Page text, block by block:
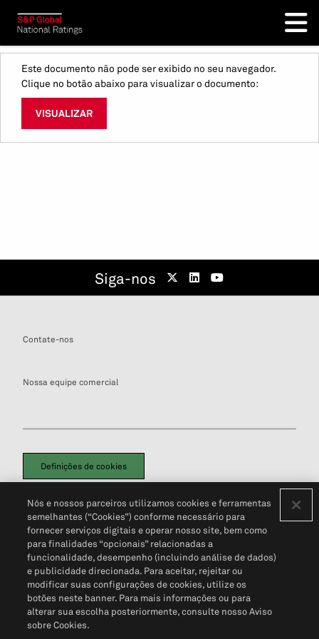
Este documento não pode ser exibido no seu navegador.
Clique no botão abaixo para visualizar o documento:
VISUALIZAR
Siga-nos
Contate-nos
Nossa equipe comercial
Definições de cookies
Política de PrivacidadePortal de privacidade do cliente (em inglês)
Não Venda Minhas Informações Pessoais© 2026 S&P Global
Nós e nossos parceiros utilizamos cookies e ferramentas
semelhantes (“Cookies”) conforme necessário para
fornecer serviços digitais e operar nosso site, bem como
para finalidades “opcionais” relacionadas a
funcionalidade, desempenho (incluindo análise de dados)
e publicidade direcionada. Para aceitar, rejeitar ou
modificar suas configurações de cookies, utilize os
botões neste banner. Para mais informações ou para
alterar sua escolha posteriormente, consulte nosso Aviso
sobre Cookies.